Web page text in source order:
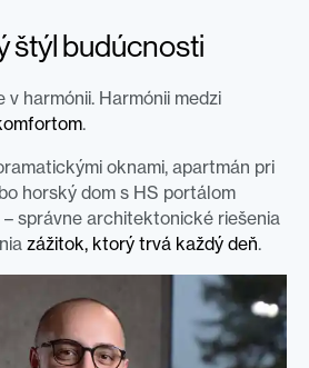
štýl budúcnosti
v harmónii. Harmónii medzi
.
oknami, apartmán pri
horský dom s HS portálom
správne architektonické riešenia
zážitok, ktorý trvá každý deň.